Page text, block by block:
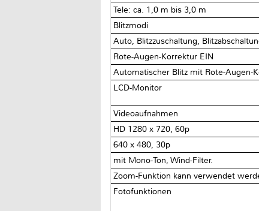
Tele: ca. 1,0 m bis 3,0 m
Blitzmodi
Auto, Blitzzuschaltung,
Rote-Augen-Korrektur EIN
Automatischer Blitz mit Rote-Augen-
LCD-Monitor
Videoaufnahmen
HD 1280 x 720, 60p
640 x 480, 30p
mit Mono-Ton, Wind-Filter.
Zoom-Funktion kann verwendet
Fotofunktionen